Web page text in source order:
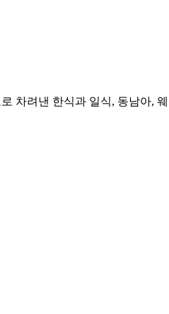
차려낸 한식과 일식, 동남아,